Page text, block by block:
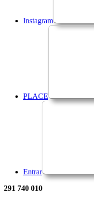
Instagram
PLACE
Entrar
291 740 010